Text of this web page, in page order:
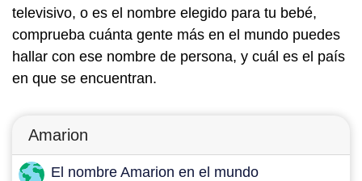
televisivo, o es el nombre elegido para tu bebé,
comprueba cuánta gente más en el mundo puedes
hallar con ese nombre de persona, y cuál es el país
en que se encuentran.
Amarion
El nombre Amarion en el mundo